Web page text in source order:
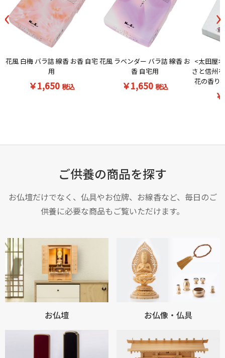
お買い物を続ける カートへ進む
‹
花風 白梅 バラ詰 線香 お香 自宅
用
￥1,650 税込
花風 ラベンダー バラ詰 線香 お
香 自宅用
￥1,650 税込
<太田屋
さと信州
花の香り
›
ご供養の商品を探す
お仏壇だけでなく、仏具やお位牌、お線香など、毎日のご
供養に必要な商品もご覧いただけます。
お仏壇 お仏像・仏具